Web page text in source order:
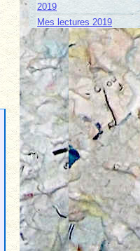
2019
Mes lectures 2019